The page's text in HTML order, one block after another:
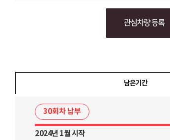
남은기간
30회차 납부
2024년 1월 시작